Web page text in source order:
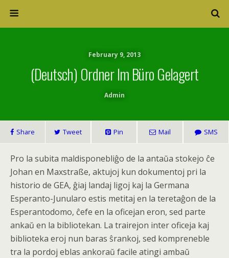
February 9, 2013
(Deutsch) Ordner Im Büro Gelagert
Admin
Share Tweet Pin Mail SMS
Pro la subita maldisponebliĝo de la antaŭa stokejo ĉe
Johan en Maxstraße, aktujoj kun dokumentoj pri la
historio de GEA, ĝiaj landaj ligoj kaj la Germana
Esperanto-Junularo estis metitaj en la teretaĝon de la
Esperantodomo, ĉefe en la oficejan eron, sed parte
ankaŭ en la bibliotekan. La trairejon inter oficeja kaj
biblioteka eroj nun baras ŝrankoj, sed kompreneble
tra la pordoj eblas ankoraŭ facile atingi ambaŭ